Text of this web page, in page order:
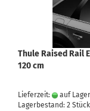
Thule Raised Rail
120 cm
Lieferzeit: auf Lager
Lagerbestand: 2 Stück